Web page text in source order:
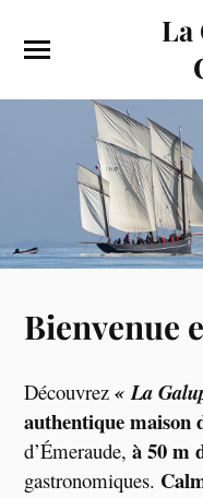
La
Bienvenue
Découvrez« La
authentique maison
d’Émeraude, à 50 m
gastronomiques.